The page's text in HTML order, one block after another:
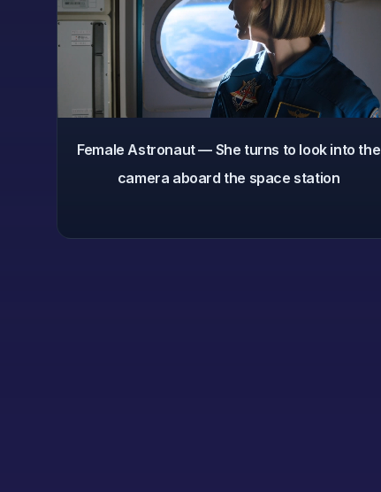
Female Astronaut — She turns to look into the
camera aboard the space station